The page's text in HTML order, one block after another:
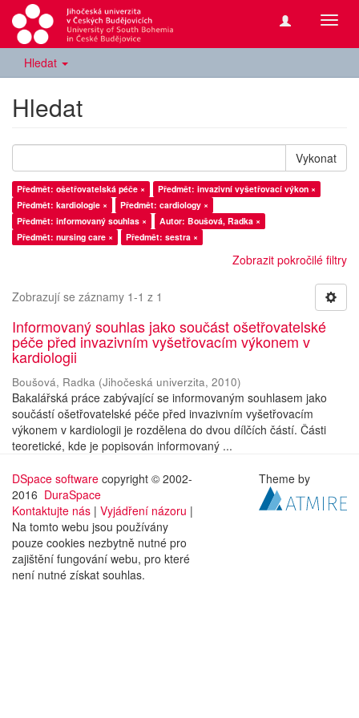
Hledat
Hledat
Vykonat
Předmět: ošetřovatelská péče ×
Předmět: invazivní vyšetřovací výkon ×
Předmět: kardiologie ×
Předmět: cardiology ×
Předmět: informovaný souhlas ×
Autor: Boušová, Radka ×
Předmět: nursing care ×
Předmět: sestra ×
Zobrazit pokročilé filtry
Zobrazují se záznamy 1-1 z 1
Informovaný souhlas jako součást ošetřovatelské
péče před invazivním vyšetřovacím výkonem v
kardiologii
Boušová, Radka (Jihočeská univerzita, 2010)
Bakalářská práce zabývající se informovaným souhlasem jako
součástí ošetřovatelské péče před invazivním vyšetřovacím
výkonem v kardiologii je rozdělena do dvou dílčích částí. Části
teoretické, kde je popisován informovaný ...
DSpace software copyright © 2002-
2016 DuraSpace
Kontaktujte nás | Vyjádření názoru |
Na tomto webu jsou používány
pouze cookies nezbytně nutné pro
zajištění fungování webu, pro které
není nutné získat souhlas.
Theme by